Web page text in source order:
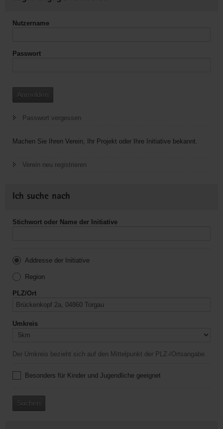
Nutzername
Passwort
Anmelden
Passwort vergessen
Machen Sie Ihren Verein, Ihr Projekt oder Ihre Initiative bekannt.
Verein neu registrieren
Ich suche nach
Stichwort oder Name der Initiative
Addresse der Initiative
Region
PLZ/Ort
Umkreis
Der Umkreis bezieht sich auf den Mittelpunkt der PLZ-/Ortsangabe.
Besonders für Kinder und Jugendliche geeignet
Suchen